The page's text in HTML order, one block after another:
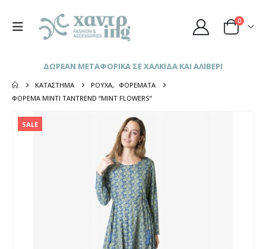
0
ΔΩΡΕΑΝ ΜΕΤΑΦΟΡΙΚΑ ΣΕ ΧΑΛΚΙΔΑ ΚΑΙ ΑΛΙΒΕΡΙ
ΚΑΤΆΣΤΗΜΑ ΡΟΎΧΑ,
ΦΟΡΈΜΑΤΑ
ΦΌΡΕΜΑ ΜΊΝΤΙ TANTREND “MINT FLOWERS”
SALE